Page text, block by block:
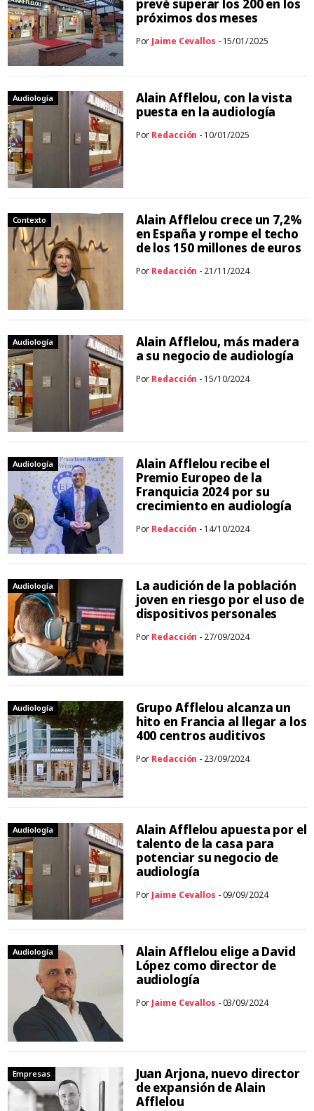
prevé superar los 200 en los
próximos dos meses
Por Jaime Cevallos - 15/01/2025
Audiología
Alain Afflelou, con la vista
puesta en la audiología
Por Redacción - 10/01/2025
Contexto
Alain Afflelou crece un 7,2%
en España y rompe el techo
de los 150 millones de euros
Por Redacción - 21/11/2024
Audiología
Alain Afflelou, más madera
a su negocio de audiología
Por Redacción - 15/10/2024
Audiología
Alain Afflelou recibe el
Premio Europeo de la
Franquicia 2024 por su
crecimiento en audiología
Por Redacción - 14/10/2024
Audiología
La audición de la población
joven en riesgo por el uso de
dispositivos personales
Por Redacción - 27/09/2024
Audiología
Grupo Afflelou alcanza un
hito en Francia al llegar a los
400 centros auditivos
Por Redacción - 23/09/2024
Audiología
Alain Afflelou apuesta por el
talento de la casa para
potenciar su negocio de
audiología
Por Jaime Cevallos - 09/09/2024
Audiología
Alain Afflelou elige a David
López como director de
audiología
Por Jaime Cevallos - 03/09/2024
Empresas
Juan Arjona, nuevo director
de expansión de Alain
Afflelou